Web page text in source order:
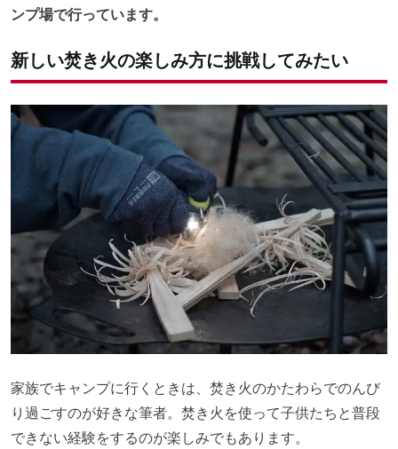
ンプ場で行っています。
新しい焚き火の楽しみ方に挑戦してみたい
家族でキャンプに行くときは、焚き火のかたわらでのんび
り過ごすのが好きな筆者。焚き火を使って子供たちと普段
できない経験をするのが楽しみでもあります。